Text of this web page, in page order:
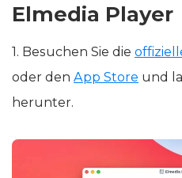
Elmedia Player
1. Besuchen Sie die
oder den App Store und
herunter.